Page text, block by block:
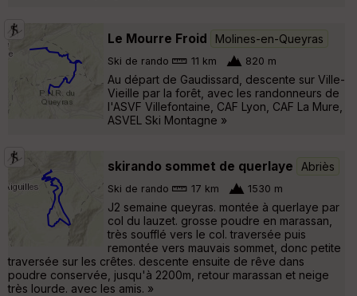
Le Mourre Froid Molines-en-Queyras
Ski de rando 11 km 820 m
Au départ de Gaudissard, descente sur Ville-
Vieille par la forêt, avec les randonneurs de
l'ASVF Villefontaine, CAF Lyon, CAF La Mure,
ASVEL Ski Montagne »
skirando sommet de querlaye Abriès
Ski de rando 17 km 1530 m
J2 semaine queyras. montée à querlaye par
col du lauzet. grosse poudre en marassan,
très soufflé vers le col. traversée puis
remontée vers mauvais sommet, donc petite
traversée sur les crêtes. descente ensuite de rêve dans
poudre conservée, jusqu'à 2200m, retour marassan et neige
très lourde. avec les amis. »